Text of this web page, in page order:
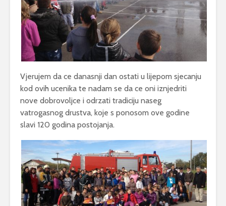
Vjerujem da ce danasnji dan ostati u lijepom sjecanju
kod ovih ucenika te nadam se da ce oni iznjedriti
nove dobrovoljce i odrzati tradiciju naseg
vatrogasnog drustva, koje s ponosom ove godine
slavi 120 godina postojanja.